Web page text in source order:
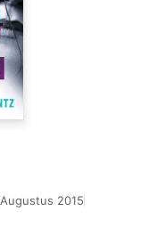
Augustus 2015